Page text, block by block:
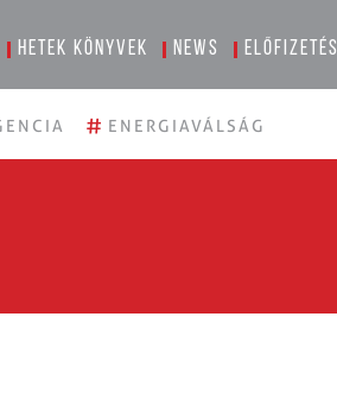
Hetek könyvek News Előfizetés
# ENERGIAVÁLSÁG